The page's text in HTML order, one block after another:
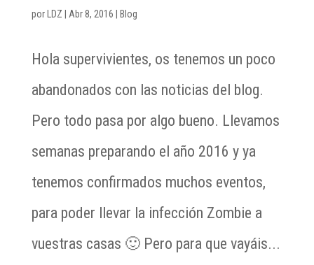
porLDZ | Abr 8, 2016 | Blog
Hola supervivientes, os tenemos un poco
abandonados con las noticias del blog.
Pero todo pasa por algo bueno. Llevamos
semanas preparando el año 2016 y ya
tenemos confirmados muchos eventos,
para poder llevar la infección Zombie a
vuestras casas 🙂 Pero para que vayáis...